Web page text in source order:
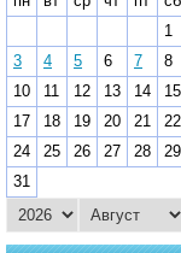
1
3
4 5 6 7 8
10
11 12 13 14 15
17
18 19 20 21 22
24
25 26 27 28 29
31